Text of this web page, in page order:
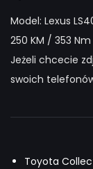
Model: Lexus
250 KM / 353
Jeżeli chcecie
swoich
Toyota